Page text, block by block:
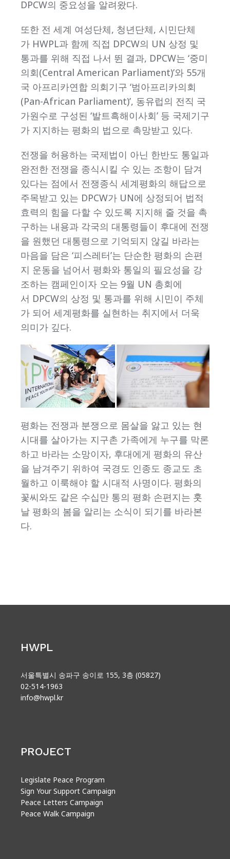
DPCW의 중요성을 알려왔다.
또한 전 세계 여성단체, 청년단체, 시민단체
가 HWPL과 함께 직접 DPCW의 UN 상정 및
통과를 위해 직접 나서 뛴 결과, DPCW는 ‘중미
의회(Central American Parliament)’와 55개
국 아프리카연합 의회기구 ‘범아프리카의회
(Pan-African Parliament)’, 동유럽의 전직 국
가원수로 구성된 ‘발트흑해이사회’ 등 국제기구
가 지지하는 평화의 법으로 촉망받고 있다.
전쟁을 허용하는 국제법이 아닌 한반도 통일과
완전한 전쟁을 종식시킬 수 있는 조항이 담겨
있다는 점에서 전쟁종식 세계평화의 해답으로
주목받고 있는 DPCW가 UN에 상정되어 법적
효력의 힘을 다할 수 있도록 지지해 줄 것을 촉
구하는 내용과 각국의 대통령들이 후대에 전쟁
을 원했던 대통령으로 기억되지 않길 바라는
마음을 담은 ‘피스레터’는 단순한 평화의 손편
지 운동을 넘어서 평화와 통일의 필요성을 강
조하는 캠페인이자 오는 9월 UN 총회에
서 DPCW의 상정 및 통과를 위해 시민이 주체
가 되어 세계평화를 실현하는 취지에서 더욱
의미가 깊다.
평화는 전쟁과 분쟁으로 몸살을 앓고 있는 현
시대를 살아가는 지구촌 가족에게 누구를 막론
하고 바라는 소망이자, 후대에게 평화의 유산
을 남겨주기 위하여 국경도 인종도 종교도 초
월하고 이룩해야 할 시대적 사명이다. 평화의
꽃씨와도 같은 수십만 통의 평화 손편지는 훗
날 평화의 봄을 알리는 소식이 되기를 바라본
다.
HWPL
서울특별시 송파구 송이로 155, 3층 (05827)
02-514-1963
info@hwpl.kr
PROJECT
Legislate Peace Program
Sign Your Support Campaign
Peace Letters Campaign
Peace Walk Campaign